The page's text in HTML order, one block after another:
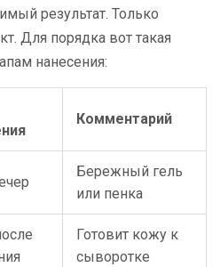
результат. Только
Для порядка вот такая
нанесения:
Комментарий
Бережный гель
или пенка
Готовит кожу к
сыворотке